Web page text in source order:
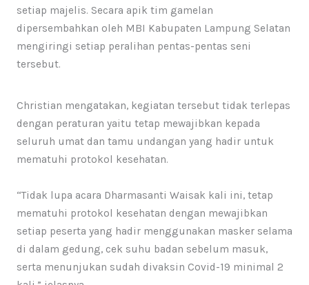
setiap majelis. Secara apik tim gamelan
dipersembahkan oleh MBI Kabupaten Lampung Selatan
mengiringi setiap peralihan pentas-pentas seni
tersebut.
Christian mengatakan, kegiatan tersebut tidak terlepas
dengan peraturan yaitu tetap mewajibkan kepada
seluruh umat dan tamu undangan yang hadir untuk
mematuhi protokol kesehatan.
“Tidak lupa acara Dharmasanti Waisak kali ini, tetap
mematuhi protokol kesehatan dengan mewajibkan
setiap peserta yang hadir menggunakan masker selama
di dalam gedung, cek suhu badan sebelum masuk,
serta menunjukan sudah divaksin Covid-19 minimal 2